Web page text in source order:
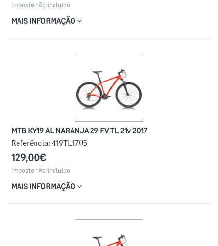
Imposto não incluído
MAIS INFORMAÇÃO
MTB KY19 AL NARANJA 29 FV TL 21v 2017
Referência: 419TL1705
129,00€
Imposto não incluído
MAIS INFORMAÇÃO